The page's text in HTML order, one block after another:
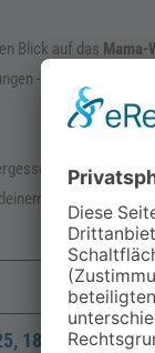
Blick auf das Mama-
- und erarbeiten,
Kind wachsen
18:00 –Fr.,